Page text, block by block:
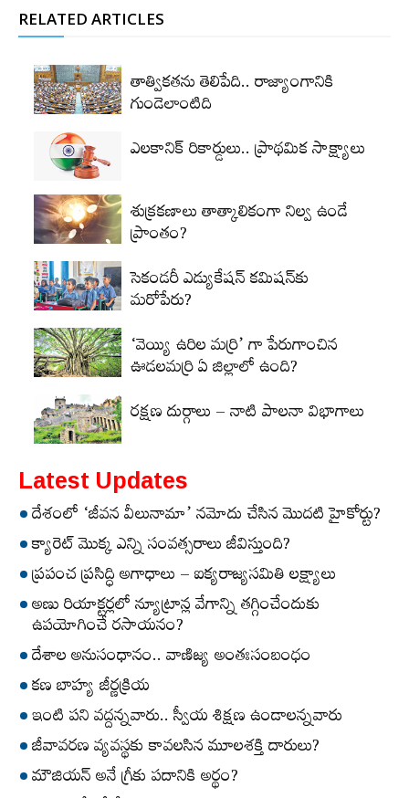
RELATED ARTICLES
తాత్వికతను తెలిపేది.. రాజ్యాంగానికి
గుండెలాంటిది
ఎలకానిక్‌ రికార్డులు.. ప్రాథమిక సాక్ష్యాలు
శుక్రకణాలు తాత్కాలికంగా నిల్వ ఉండే
ప్రాంతం?
సెకండరీ ఎడ్యుకేషన్‌ కమిషన్‌కు
మరోపేరు?
‘వెయ్యి ఉరిల మర్రి’ గా పేరుగాంచిన
ఊడలమర్రి ఏ జిల్లాలో ఉంది?
రక్షణ దుర్గాలు – నాటి పాలనా విభాగాలు
Latest Updates
దేశంలో ‘జీవన వీలునామా’ నమోదు చేసిన మొదటి హైకోర్టు?
క్యారెట్‌ మొక్క ఎన్ని సంవత్సరాలు జీవిస్తుంది?
ప్రపంచ ప్రసిద్ధి అగాధాలు – ఐక్యరాజ్యసమితి లక్ష్యాలు
అణు రియాక్టర్లలో న్యూట్రాన్ల వేగాన్ని తగ్గించేందుకు
ఉపయోగించే రసాయనం?
దేశాల అనుసంధానం.. వాణిజ్య అంతఃసంబంధం
కణ బాహ్య జీర్ణక్రియ
ఇంటి పని వద్దన్నవారు.. స్వీయ శిక్షణ ఉండాలన్నవారు
జీవావరణ వ్యవస్థకు కావలసిన మూలశక్తి దారులు?
మౌజియన్‌ అనే గ్రీకు పదానికి అర్థం?